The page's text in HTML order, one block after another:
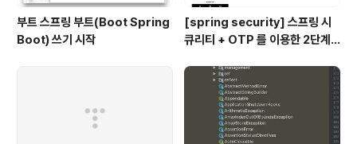
부트 스프링 부트(Boot Spring
Boot) 쓰기 시작
[spring security] 스프링 시
큐리티 + OTP 를 이용한 2단계